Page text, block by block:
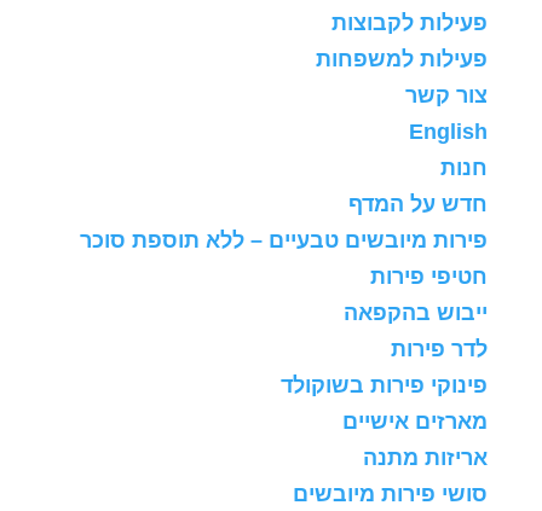
פעילות לקבוצות
פעילות למשפחות
צור קשר
English
חנות
חדש על המדף
פירות מיובשים טבעיים – ללא תוספת סוכר
חטיפי פירות
ייבוש בהקפאה
לדר פירות
פינוקי פירות בשוקולד
מארזים אישיים
אריזות מתנה
סושי פירות מיובשים